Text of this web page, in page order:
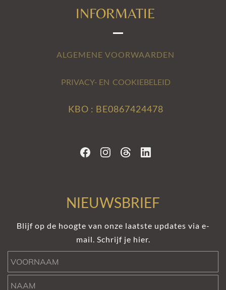
INFORMATIE
ALGEMENE VOORWAARDEN
PRIVACY- EN COOKIEBELEID
KBO : BE0867424478
NIEUWSBRIEF
Blijf op de hoogte van onze laatste updates via e-
mail. Schrijf je hier.